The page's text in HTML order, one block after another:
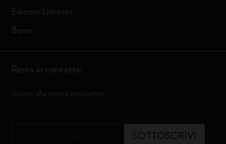
Edizioni Limitate
Borse
Resta in contatto
Iscriviti alla nostra newsletter
SOTTOSCRIVI